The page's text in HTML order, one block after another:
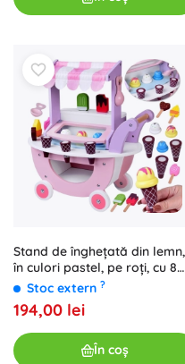
Stand de înghețată din lemn,
în culori pastel, pe roți, cu 8
tipuri de înghețată
Stoc extern ?
194,00 lei
În coș